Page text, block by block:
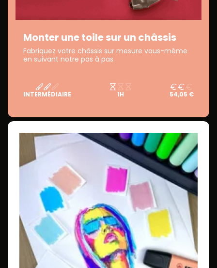
Monter une toile sur un châssis
Fabriquez votre châssis sur mesure vous-même
en suivant notre pas à pas.
INTERMÉDIAIRE 1H 54,05 €